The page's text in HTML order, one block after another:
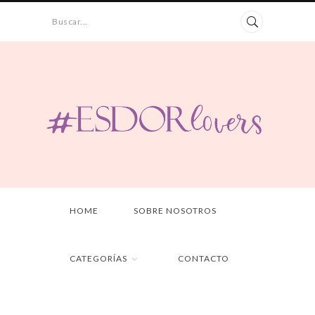
Buscar...
HOME SOBRE NOSOTROS
CATEGORÍAS CONTACTO